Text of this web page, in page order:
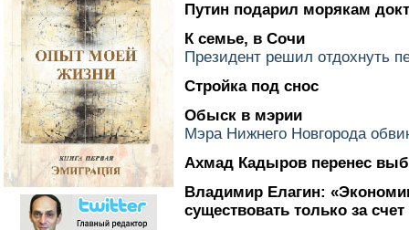
Путин подарил морякам
К семье, в Сочи
Президент решил отдохнуть
Стройка под снос
Обыск в мэрии
Мэра Нижнего Новгорода
Ахмад Кадыров перенес
Владимир Елагин:
существовать только за